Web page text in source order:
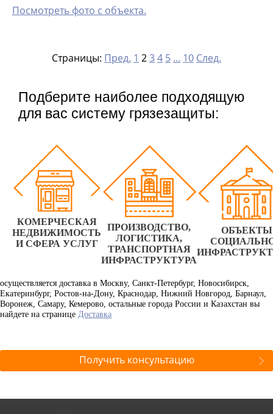
Посмотреть фото с объекта.
Страницы: Пред. 1 234 5 ... 10 След.
Подберите наиболее подходящую
для вас систему грязезащиты:
КОМЕРЧЕСКАЯ
НЕДВИЖИМОСТЬ
И СФЕРА УСЛУГ
ПРОИЗВОДСТВО,
ЛОГИСТИКА,
ТРАНСПОРТНАЯ
ИНФРАСТРУКТУРА
ОБЪЕКТЫ
осуществляется доставка в Москву, Санкт-Петербург, Новосибирск,
Екатеринбург, Ростов-на-Дону, Краснодар, Нижний Новгород, Барнаул,
Воронеж, Самару, Кемерово, остальные города России и Казахстан вы
найдете на странице Доставка
Получить консультацию